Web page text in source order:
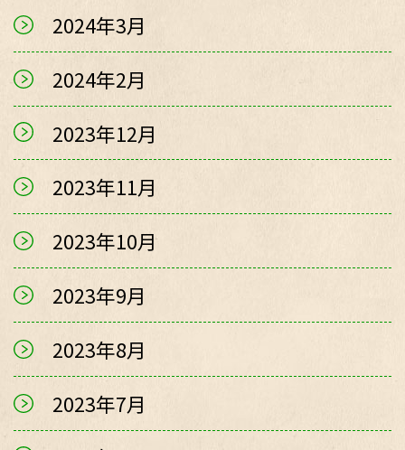
2024年3月
2024年2月
2023年12月
2023年11月
2023年10月
2023年9月
2023年8月
2023年7月